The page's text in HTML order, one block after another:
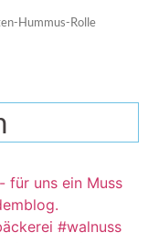
Hummus-Rolle